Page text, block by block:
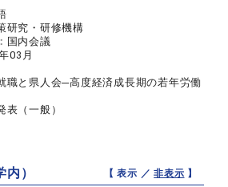
研究・研修機構
国内会議
03月
職と県人会─高度経済成長期の若年労働
表（一般）
） 【 表示 ／非表示 】